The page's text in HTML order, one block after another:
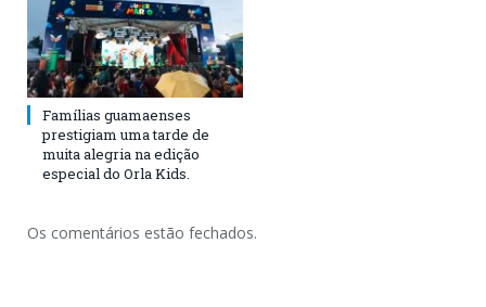
Famílias guamaenses
prestigiam uma tarde de
muita alegria na edição
especial do Orla Kids.
Os comentários estão fechados.